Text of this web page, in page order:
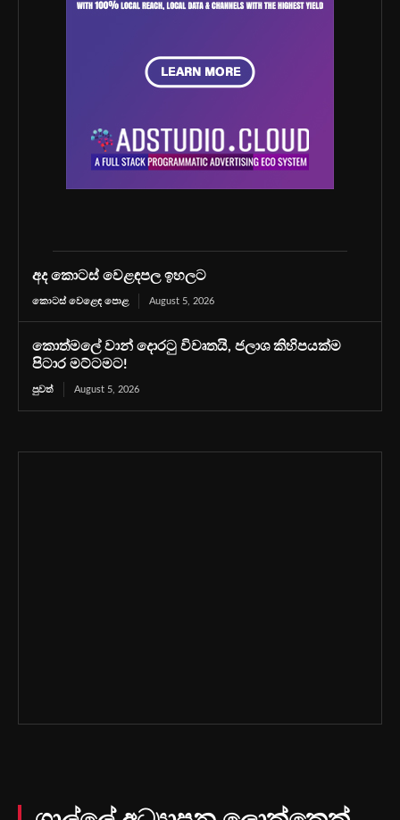
අද කොටස් වෙළඳපල ඉහලට
කොටස් වෙළෙඳ පොළ August 5, 2026
කොත්මලේ වාන් දොරටු විවෘතයි, ජලාශ කිහිපයක්ම
පිටාර මට්ටමට!
පුවත් August 5, 2026